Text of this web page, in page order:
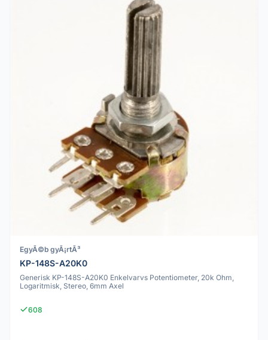
EgyÃ©b gyÃ¡rtÃ³
KP-148S-A20K0
Generisk KP-148S-A20K0 Enkelvarvs Potentiometer, 20k Ohm,
Logaritmisk, Stereo, 6mm Axel
608